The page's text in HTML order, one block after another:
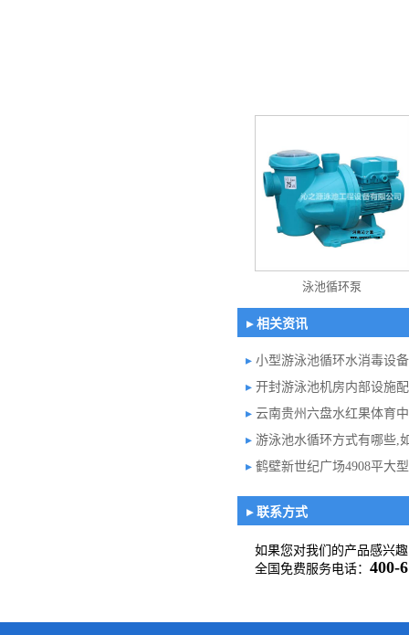
泳池循环泵
▸ 相关资讯
▸ 小型游泳池循环水消毒设
▸ 开封游泳池机房内部设施
▸ 云南贵州六盘水红果体育
▸ 游泳池水循环方式有哪些,
▸ 鹤壁新世纪广场4908平大
▸ 联系方式
如果您对我们的产品感兴
全国免费服务电话： 400-